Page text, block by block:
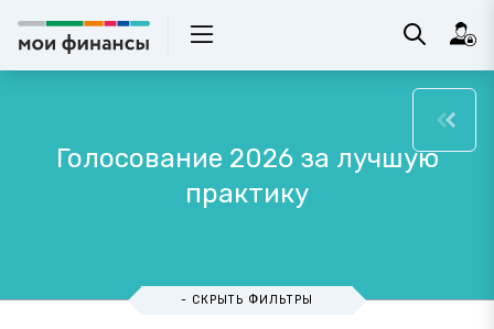
Голосование 2026 за лучшую
практику
- СКРЫТЬ ФИЛЬТРЫ